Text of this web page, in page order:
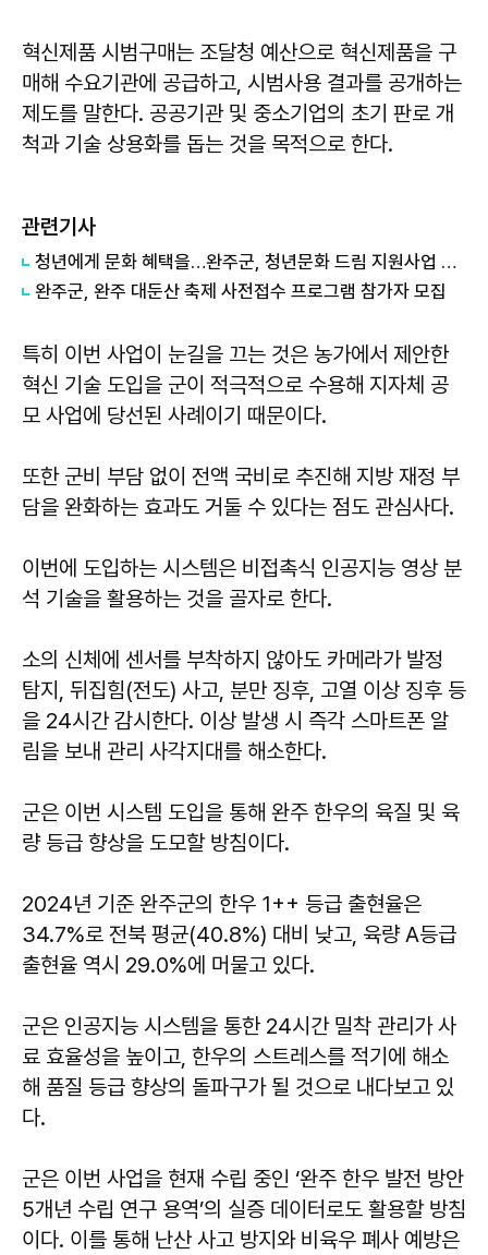
혁신제품 시범구매는 조달청 예산으로 혁신제품을 구
매해 수요기관에 공급하고, 시범사용 결과를 공개하는
제도를 말한다. 공공기관 및 중소기업의 초기 판로 개
척과 기술 상용화를 돕는 것을 목적으로 한다.
관련기사
청년에게 문화 혜택을…완주군, 청년문화 드림 지원사업 추진
완주군, 완주 대둔산 축제 사전접수 프로그램 참가자 모집
특히 이번 사업이 눈길을 끄는 것은 농가에서 제안한
혁신 기술 도입을 군이 적극적으로 수용해 지자체 공
모 사업에 당선된 사례이기 때문이다.
또한 군비 부담 없이 전액 국비로 추진해 지방 재정 부
담을 완화하는 효과도 거둘 수 있다는 점도 관심사다.
이번에 도입하는 시스템은 비접촉식 인공지능 영상 분
석 기술을 활용하는 것을 골자로 한다.
소의 신체에 센서를 부착하지 않아도 카메라가 발정
탐지, 뒤집힘(전도) 사고, 분만 징후, 고열 이상 징후 등
을 24시간 감시한다. 이상 발생 시 즉각 스마트폰 알
림을 보내 관리 사각지대를 해소한다.
군은 이번 시스템 도입을 통해 완주 한우의 육질 및 육
량 등급 향상을 도모할 방침이다.
2024년 기준 완주군의 한우 1++ 등급 출현율은
34.7%로 전북 평균(40.8%) 대비 낮고, 육량 A등급
출현율 역시 29.0%에 머물고 있다.
군은 인공지능 시스템을 통한 24시간 밀착 관리가 사
료 효율성을 높이고, 한우의 스트레스를 적기에 해소
해 품질 등급 향상의 돌파구가 될 것으로 내다보고 있
다.
군은 이번 사업을 현재 수립 중인 ‘완주 한우 발전 방안
5개년 수립 연구 용역’의 실증 데이터로도 활용할 방침
이다. 이를 통해 난산 사고 방지와 비육우 폐사 예방은